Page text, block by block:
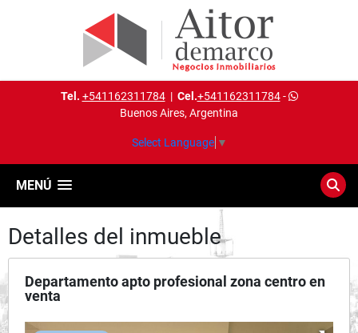
Tel. +541162311784| Cel.+541162311784-
Buenos Aires, Argentina
Select Language ▼
MENÚ
Detalles del inmueble
Departamento apto profesional zona centro en
venta